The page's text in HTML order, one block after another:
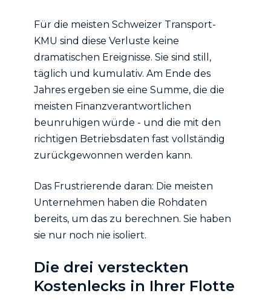
Für die meisten Schweizer Transport-
KMU sind diese Verluste keine
dramatischen Ereignisse. Sie sind still,
täglich und kumulativ. Am Ende des
Jahres ergeben sie eine Summe, die die
meisten Finanzverantwortlichen
beunruhigen würde - und die mit den
richtigen Betriebsdaten fast vollständig
zurückgewonnen werden kann.
Das Frustrierende daran: Die meisten
Unternehmen haben die Rohdaten
bereits, um das zu berechnen. Sie haben
sie nur noch nie isoliert.
Die drei versteckten
Kostenlecks in Ihrer Flotte